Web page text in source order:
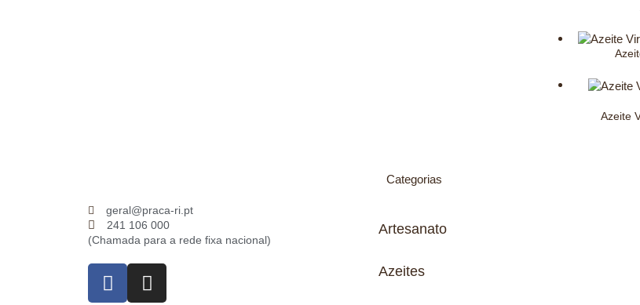
Azeite
geral@praca-ri.pt
241 106 000
(Chamada para a rede fixa nacional)
F
a
I
n
Categorias
Artesanato
Azeites